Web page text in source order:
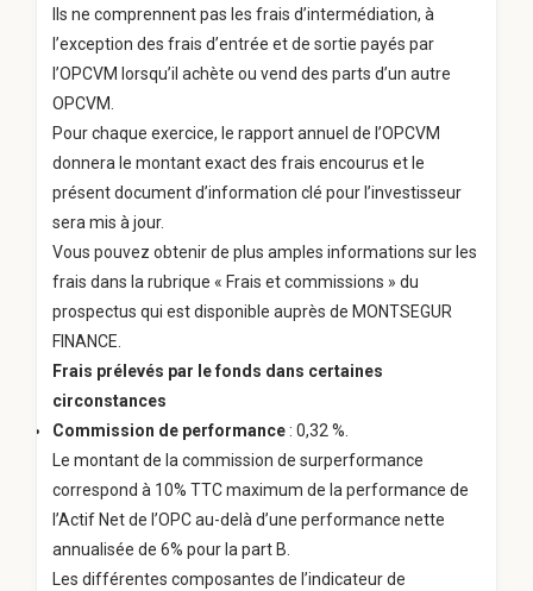
Ils ne comprennent pas les frais d’intermédiation, à
l’exception des frais d’entrée et de sortie payés par
l’OPCVM lorsqu’il achète ou vend des parts d’un autre
OPCVM.
Pour chaque exercice, le rapport annuel de l’OPCVM
donnera le montant exact des frais encourus et le
présent document d’information clé pour l’investisseur
sera mis à jour.
Vous pouvez obtenir de plus amples informations sur les
frais dans la rubrique « Frais et commissions » du
prospectus qui est disponible auprès de MONTSEGUR
FINANCE.
Frais prélevés par le fonds dans certaines
circonstances
Commission de performance : 0,32 %.
Le montant de la commission de surperformance
correspond à 10% TTC maximum de la performance de
l’Actif Net de l’OPC au-delà d’une performance nette
annualisée de 6% pour la part B.
Les différentes composantes de l’indicateur de